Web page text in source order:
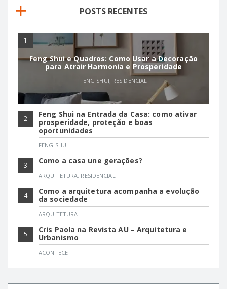
POSTS RECENTES
1
Feng Shui e Quadros: Como Usar a Decoração
para Atrair Harmonia e Prosperidade
FENG SHUI, RESIDENCIAL
2
Feng Shui na Entrada da Casa: como ativar
prosperidade, proteção e boas
oportunidades
FENG SHUI
3 Como a casa une gerações?
ARQUITETURA, RESIDENCIAL
4
Como a arquitetura acompanha a evolução
da sociedade
ARQUITETURA
5
Cris Paola na Revista AU – Arquitetura e
Urbanismo
ACONTECE